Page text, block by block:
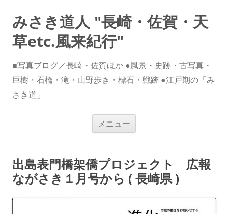
みさき道人 "長崎・佐賀・天
草etc.風来紀行"
■写真ブログ／長崎・佐賀ほか ●風景・史跡・古写真・
巨樹・石橋・滝・山野歩き・標石・戦跡 ●江戸期の「み
さき道」
メニュー
ス
キ
ッ
プ
出島表門橋架僑プロジェクト 広報
ながさき１月号から ( 長崎県 )